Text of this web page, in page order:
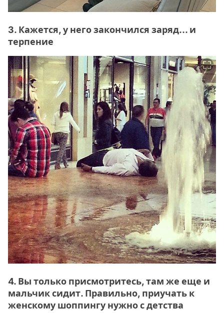
3. Кажется, у него закончился заряд... и
терпение
4. Вы только присмотритесь, там же еще и
мальчик сидит. Правильно, приучать к
женскому шоппингу нужно с детства